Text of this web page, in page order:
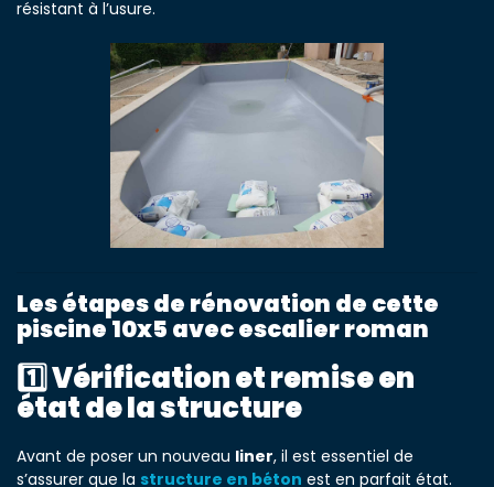
résistant à l’usure.
Les étapes de rénovation de cette
piscine 10x5 avec escalier roman
1️⃣ Vérification et remise en
état de la structure
Avant de poser un nouveau liner, il est essentiel de
s’assurer que la structure en béton est en parfait état.